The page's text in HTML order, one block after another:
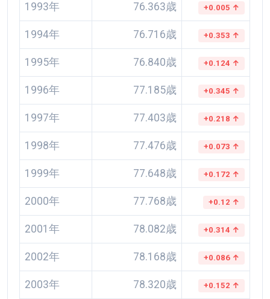
1993年 76.363歳 +0.005 ↑
1994年 76.716歳 +0.353 ↑
1995年 76.840歳 +0.124 ↑
1996年 77.185歳 +0.345 ↑
1997年 77.403歳 +0.218 ↑
1998年 77.476歳 +0.073 ↑
1999年 77.648歳 +0.172 ↑
2000年 77.768歳 +0.12 ↑
2001年 78.082歳 +0.314 ↑
2002年 78.168歳 +0.086 ↑
2003年 78.320歳 +0.152 ↑